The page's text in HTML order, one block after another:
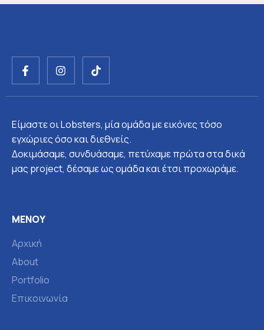
F
a
c
e
o
k
-
f
I
n
s
t
r
a
m
T
i
k
t
Είμαστε οι Lobsters, μία ομάδα με εικόνες τόσο
εγχώριες όσο και διεθνείς.
Δοκιμάσαμε, συνδυάσαμε, πετύχαμε πρώτα στα δικά
μας project, δέσαμε ως ομάδα και έτσι προχωράμε.
ΜΕΝΟΎ
Αρχική
About
Portfolio
Επικοινωνία